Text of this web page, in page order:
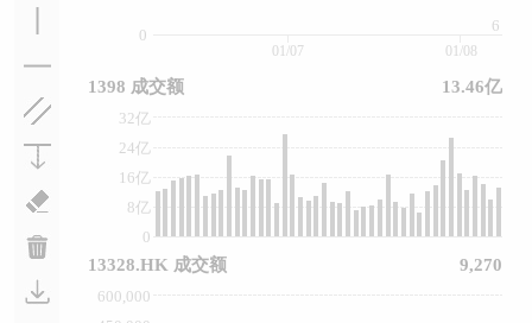
0
6
0
8亿
16亿
24亿
32亿
600,000
01/07 01/08
1398 成交额 13.46亿
13328.HK 成交额 9,270